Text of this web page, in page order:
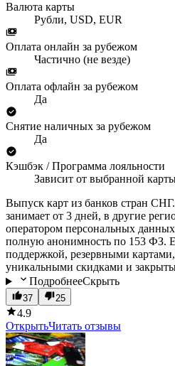
Валюта карты
Рубли, USD, EUR
Оплата онлайн за рубежом
Частично (не везде)
Оплата офлайн за рубежом
Да
Снятие наличных за рубежом
Да
Кэшбэк / Программа лояльности
Зависит от выбранной
Выпуск карт из банков стран
занимает от 3 дней, в другие
оператором персональных
полную анонимность по 153 ФЗ.
поддержкой, резервными
уникальными скидками и
ПодробнееСкрыть
37 25
4.9
ОткрытьЧитать отзывы